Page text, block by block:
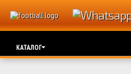
КАТАЛОГ